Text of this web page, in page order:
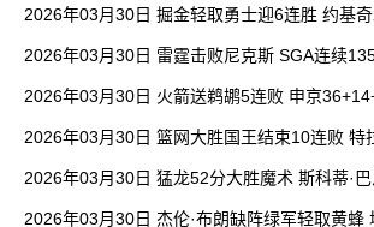
2026年03月30日 掘金轻取勇士迎6连胜 约基奇
2026年03月30日 雷霆击败尼克斯 SGA连续
2026年03月30日 火箭送鹈鹕5连败 申京
2026年03月30日 篮网大胜国王结束10连败 特
2026年03月30日 猛龙52分大胜魔术 斯科蒂·巴
2026年03月30日 杰伦·布朗缺阵绿军轻取黄蜂